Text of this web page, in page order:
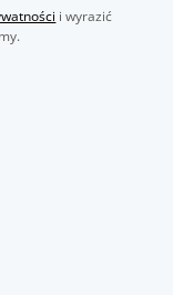
i wyrazić